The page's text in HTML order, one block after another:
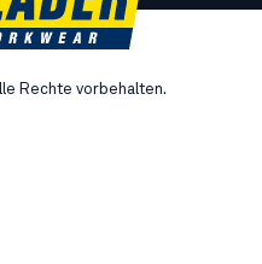
Rechte vorbehalten.